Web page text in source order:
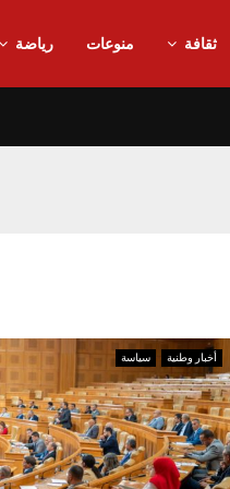
ثقافة منوعات رياضة
أخبار وطنية سياسة